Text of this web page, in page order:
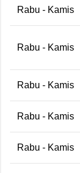
Rabu - Kamis
Rabu - Kamis
Rabu - Kamis
Rabu - Kamis
Rabu - Kamis